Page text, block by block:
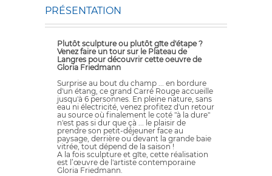
PRÉSENTATION
Plutôt sculpture ou plutôt gîte d'étape ?
Venez faire un tour sur le Plateau de
Langres pour découvrir cette oeuvre de
Gloria Friedmann
Surprise au bout du champ ... en bordure
d'un étang, ce grand Carré Rouge accueille
jusqu'à 6 personnes. En pleine nature, sans
eau ni électricité, venez profitez d'un retour
au source où finalement le coté "à la dure"
n'est pas si dur que çà ... le plaisir de
prendre son petit-déjeuner face au
paysage, derrière ou devant la grande baie
vitrée, tout dépend de la saison !
A la fois sculpture et gîte, cette réalisation
est l’œuvre de l'artiste contemporaine
Gloria Friedmann.